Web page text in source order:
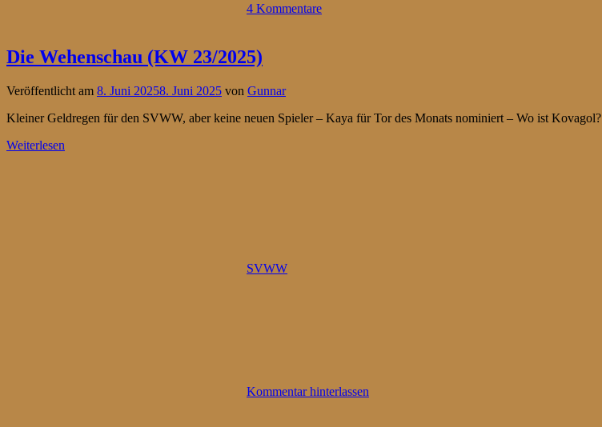
4 Kommentare
Die Wehenschau (KW 23/2025)
Veröffentlicht am 8. Juni 20258. Juni 2025 von Gunnar
Kleiner Geldregen für den SVWW, aber keine neuen Spieler – Kaya für Tor des Monats nominiert – Wo ist Kovagol?
Weiterlesen
SVWW
Kommentar hinterlassen